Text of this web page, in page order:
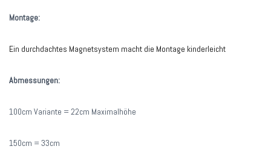
Montage:
Ein durchdachtes Magnetsystem macht die Montage kinderleicht
Abmessungen:
100cm Variante = 22cm Maximalhöhe
150cm = 33cm